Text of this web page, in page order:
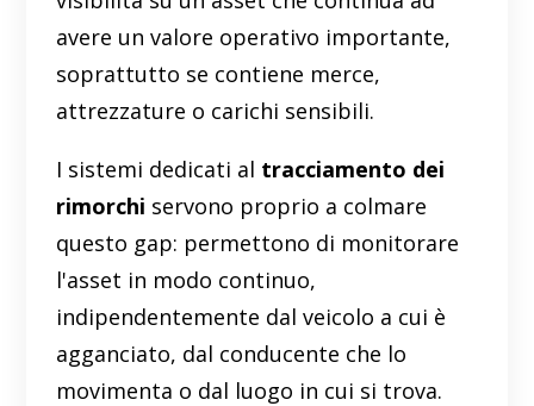
avere un valore operativo importante,
soprattutto se contiene merce,
attrezzature o carichi sensibili.
I sistemi dedicati al tracciamento dei
rimorchi servono proprio a colmare
questo gap: permettono di monitorare
l'asset in modo continuo,
indipendentemente dal veicolo a cui è
agganciato, dal conducente che lo
movimenta o dal luogo in cui si trova.